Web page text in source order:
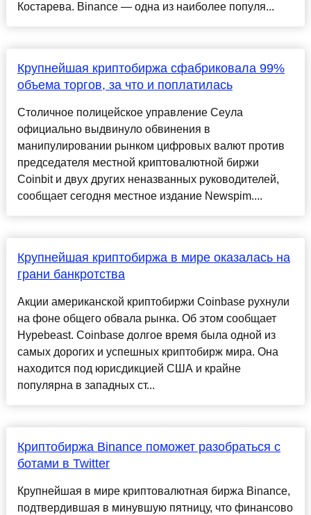
Костарева. Binance — одна из наиболее популя...
Крупнейшая криптобиржа сфабриковала 99%
объема торгов, за что и поплатилась
Столичное полицейское управление Сеула
официально выдвинуло обвинения в
манипулировании рынком цифровых валют против
председателя местной криптовалютной биржи
Coinbit и двух других неназванных руководителей,
сообщает сегодня местное издание Newspim....
Крупнейшая криптобиржа в мире оказалась на
грани банкротства
Акции американской криптобиржи Coinbase рухнули
на фоне общего обвала рынка. Об этом сообщает
Hypebeast. Coinbase долгое время была одной из
самых дорогих и успешных криптобирж мира. Она
находится под юрисдикцией США и крайне
популярна в западных ст...
Криптобиржа Binance поможет разобраться с
ботами в Twitter
Крупнейшая в мире криптовалютная биржа Binance,
подтвердившая в минувшую пятницу, что финансово